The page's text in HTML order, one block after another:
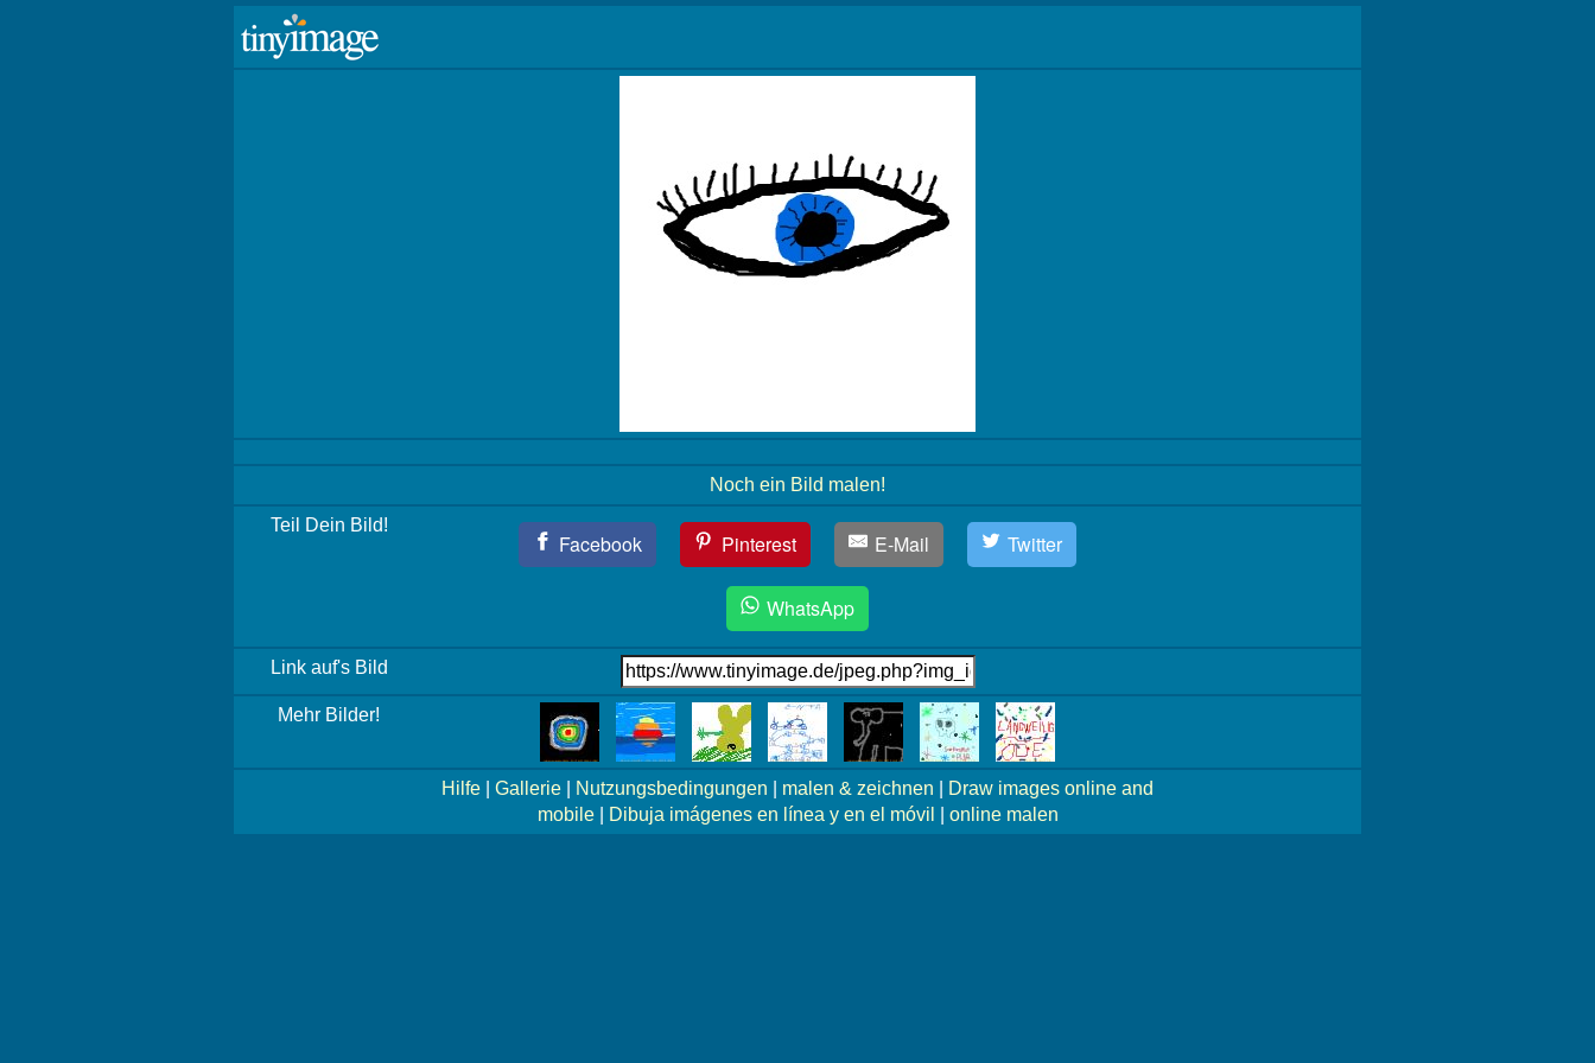
Noch ein Bild malen!
Teil Dein Bild!
Facebook Pinterest E-Mail Twitter
WhatsApp
Link auf's Bild
Mehr Bilder!
Hilfe Gallerie Nutzungsbedingungen malen & zeichnen
Draw images online and
mobile| Dibuja imágenes en línea y en el móvil online malen